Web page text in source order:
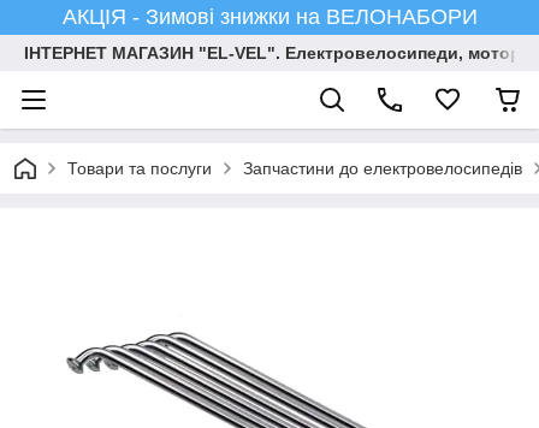
АКЦІЯ - Зимові знижки на ВЕЛОНАБОРИ
ІНТЕРНЕТ МАГАЗИН "EL-VEL". Електровелосипеди, мотор-
Товари та послуги Запчастини до електровелосипедів